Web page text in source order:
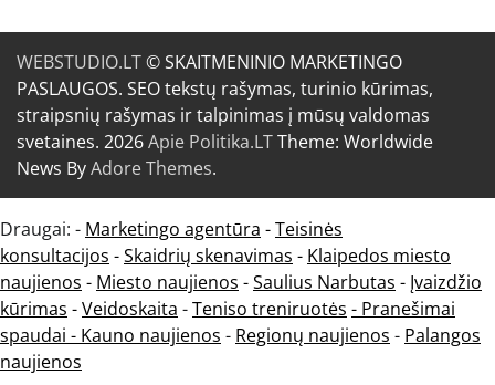
WEBSTUDIO.LT© SKAITMENINIO MARKETINGO
PASLAUGOS. SEO tekstų rašymas, turinio kūrimas,
straipsnių rašymas ir talpinimas į mūsų valdomas
svetaines. 2026Apie Politika.LTTheme: Worldwide
News ByAdore Themes.
Draugai: - Marketingo agentūra -Teisinės
konsultacijos -Skaidrių skenavimas - Klaipedos miesto
naujienos - Miesto naujienos -Saulius Narbutas - Įvaizdžio
kūrimas -Veidoskaita -Teniso treniruotės - Pranešimai
spaudai - Kauno naujienos - Regionų naujienos - Palangos
naujienos